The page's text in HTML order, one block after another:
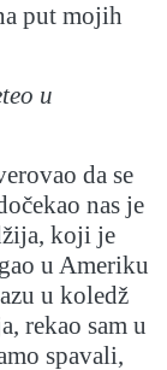
put mojih
u
da se
nas je
koji je
u Ameriku
u koledž
rekao sam u
spavali,